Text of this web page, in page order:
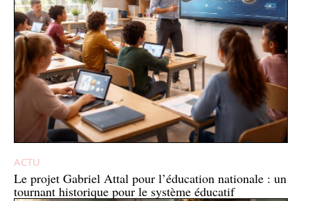
ACTU
Le projet Gabriel Attal pour l’éducation nationale : un
tournant historique pour le système éducatif